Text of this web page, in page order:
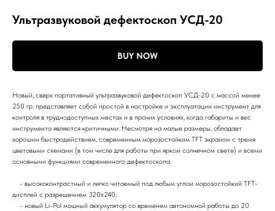
Ультразвуковой дефектоскоп УСД-20
BUY NOW
Новый, сверх портативный ультразвуковой дефектоскоп УСД-20 с массой менее
250 гр. представляет собой простой в настройке и эксплуатации инструмент для
контроля в труднодоступных местах и в прочих условиях, когда габариты и вес
инструмента являются критичными. Несмотря на малые размеры, обладает
хорошим быстродействием, современным морозостойким TFT экраном с тремя
цветовыми схемами (в том числе для работы при ярком солнечном свете) и всеми
основными функциями современного дефектоскопа.
- высококонтрастный и легко читаемый под любым углом морозостойкий TFT-
дисплей с разрешением 320х240;
- новый Li-Pol мощный аккумулятор со временем автономной работы до 20